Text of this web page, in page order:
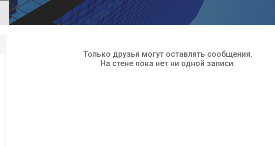
Только друзья могут оставлять сообщения.
На стене пока нет ни одной записи.